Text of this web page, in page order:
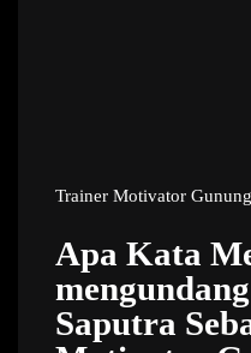
Trainer Motivator
Apa Kata
Saputra